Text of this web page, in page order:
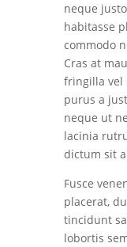
neque
habitasse
commodo
Cras at
fringilla vel
purus a
neque ut
lacinia
dictum sit
Fusce
placerat,
tincidunt
lobortis